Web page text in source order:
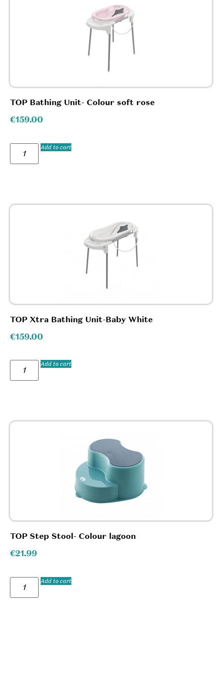
TOP Bathing Unit- Colour soft rose
€159.00
Add to cart
TOP Xtra Bathing Unit-Baby White
€159.00
Add to cart
TOP Step Stool- Colour lagoon
€21.99
Add to cart